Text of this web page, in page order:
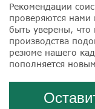
Рекомендации
проверяются
быть уверены,
производства
резюме нашего
пополняется